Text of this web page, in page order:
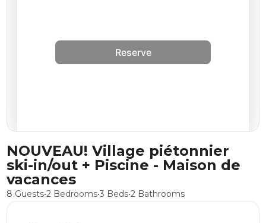
NOUVEAU! Village piétonnier
ski-in/out + Piscine - Maison de
vacances
8 Guests•2 Bedrooms•3 Beds•2 Bathrooms
Reserve